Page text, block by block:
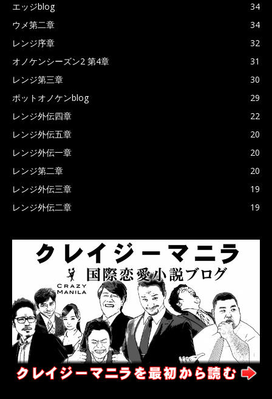
エッジblog
34
ウメ第二章
34
レンジ序章
32
オノケンシーズン2 第4章
31
レンジ第三章
30
ポットオノケンblog
29
レンジ外伝四章
22
レンジ外伝五章
20
レンジ外伝一章
20
レンジ第二章
20
レンジ外伝三章
19
レンジ外伝二章
19